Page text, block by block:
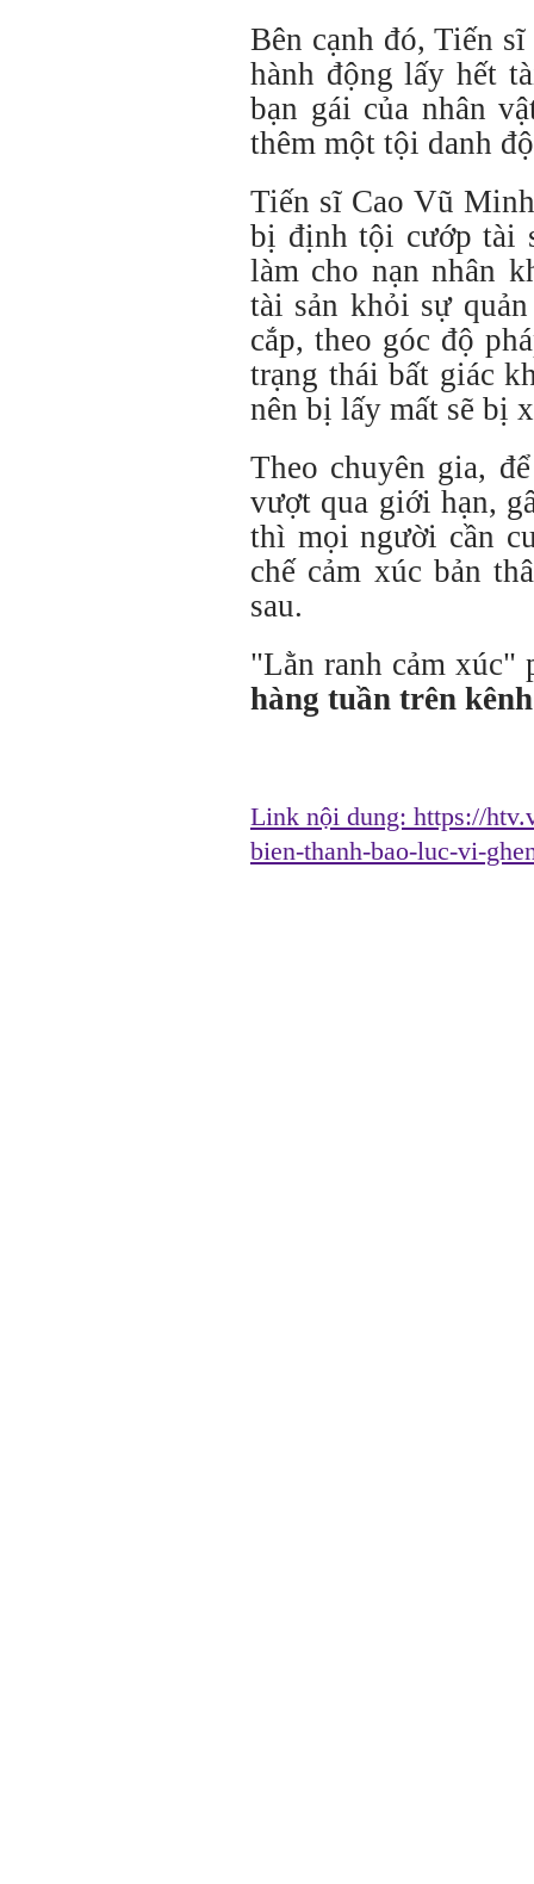
Bên cạnh đó, Tiến
hành động lấy hết
bạn gái của nhân
thêm một tội danh
Tiến sĩ Cao Vũ
bị định tội cướp tài
làm cho nạn nhân
tài sản khỏi sự
cắp, theo góc độ
trạng thái bất giác
nên bị lấy mất sẽ bị
Theo chuyên gia,
vượt qua giới hạn,
thì mọi người cần
chế cảm xúc bản
sau.
"Lằn ranh cảm xúc"
hàng tuần trên
Link nội dung: https://
bien-thanh-bao-luc-vi-